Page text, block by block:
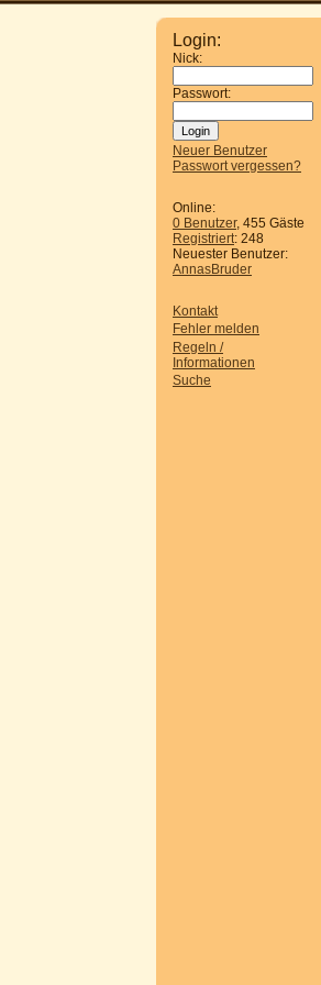
Login:
Nick:
Passwort:
Neuer Benutzer
Passwort vergessen?
Online:
0 Benutzer, 455 Gäste
Registriert: 248
Neuester Benutzer:
AnnasBruder
Kontakt
Fehler melden
Regeln /
Informationen
Suche